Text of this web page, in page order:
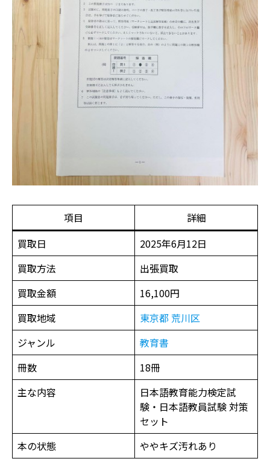
項目
詳細
買取日
2025年6月12日
買取方法
出張買取
買取金額
16,100円
買取地域
東京都 荒川区
ジャンル
教育書
冊数
18冊
主な内容
日本語教育能力検定試
験・日本語教員試験 対策
セット
本の状態
ややキズ汚れあり